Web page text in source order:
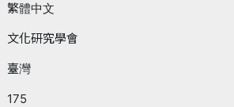
繁體中文
文化研究學會
臺灣
175